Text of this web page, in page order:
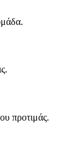
προτιμάς.